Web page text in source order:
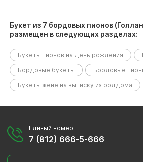
Букет из 7 бордовых пионов
размещен в следующих разделах:
Букеты пионов на День рождения
Бордовые букеты
Бордовые
Букеты жене на выписку из роддома
Единый номер:
7 (812) 666-5-666